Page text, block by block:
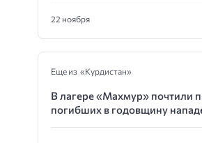
22 ноября
Еще из «Курдистан»
В лагере «Махмур» почтили
погибших в годовщину